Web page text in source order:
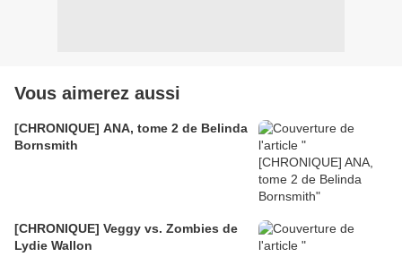
Vous aimerez aussi
[CHRONIQUE] ANA, tome 2 de Belinda
Bornsmith
[CHRONIQUE] Veggy vs. Zombies de
Lydie Wallon